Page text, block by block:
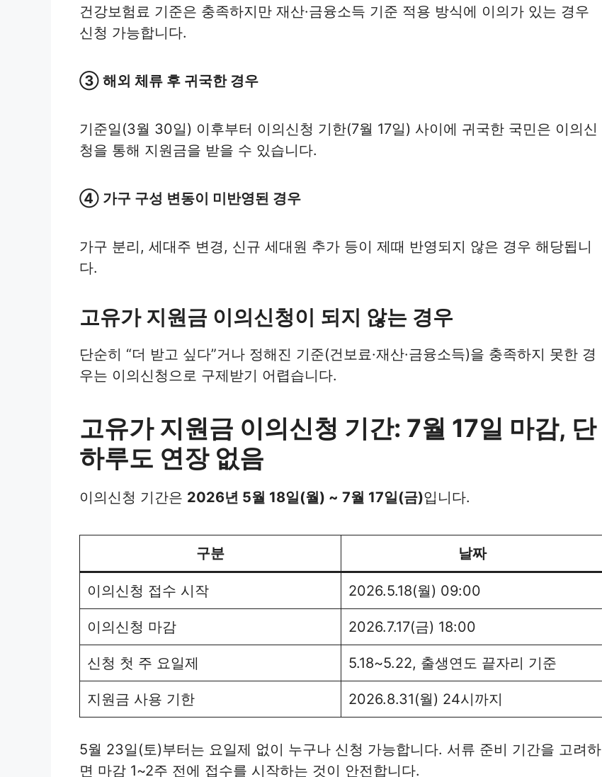
건강보험료 기준은 충족하지만 재산·금융소득 기준 적용 방식에 이의가 있는 경우
신청 가능합니다.
③ 해외 체류 후 귀국한 경우
기준일(3월 30일) 이후부터 이의신청 기한(7월 17일) 사이에 귀국한 국민은 이의신
청을 통해 지원금을 받을 수 있습니다.
④ 가구 구성 변동이 미반영된 경우
가구 분리, 세대주 변경, 신규 세대원 추가 등이 제때 반영되지 않은 경우 해당됩니
다.
고유가 지원금 이의신청이 되지 않는 경우
단순히 “더 받고 싶다”거나 정해진 기준(건보료·재산·금융소득)을 충족하지 못한 경
우는 이의신청으로 구제받기 어렵습니다.
고유가 지원금 이의신청 기간: 7월 17일 마감, 단
하루도 연장 없음
이의신청 기간은 2026년 5월 18일(월) ~ 7월 17일(금)입니다.
구분 날짜
이의신청 접수 시작 2026.5.18(월) 09:00
이의신청 마감 2026.7.17(금) 18:00
신청 첫 주 요일제 5.18~5.22, 출생연도 끝자리 기준
지원금 사용 기한 2026.8.31(월) 24시까지
5월 23일(토)부터는 요일제 없이 누구나 신청 가능합니다. 서류 준비 기간을 고려하
면 마감 1~2주 전에 접수를 시작하는 것이 안전합니다.